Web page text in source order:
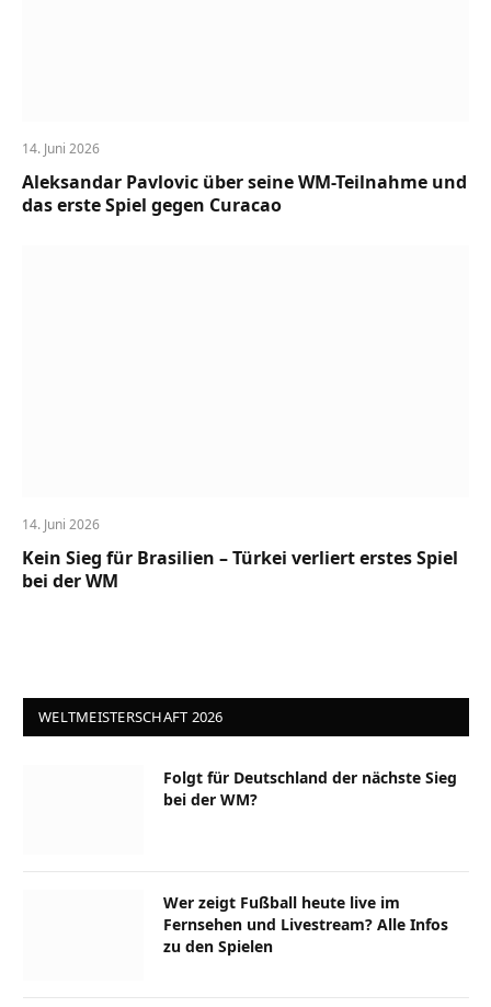
14. Juni 2026
Aleksandar Pavlovic über seine WM-Teilnahme und
das erste Spiel gegen Curacao
14. Juni 2026
Kein Sieg für Brasilien – Türkei verliert erstes Spiel
bei der WM
WELTMEISTERSCHAFT 2026
Folgt für Deutschland der nächste Sieg
bei der WM?
Wer zeigt Fußball heute live im
Fernsehen und Livestream? Alle Infos
zu den Spielen